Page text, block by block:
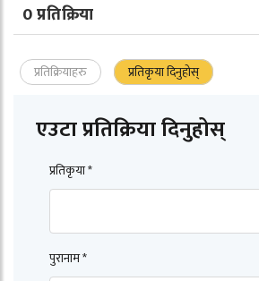
0 प्रतिक्रिया
प्रतिक्रियाहरु प्रतिकृया दिनुहोस्
एउटा प्रतिक्रिया दिनुहोस्
प्रतिकृया *
पुरानाम *